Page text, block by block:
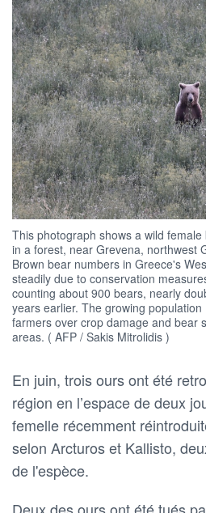
This photograph shows a wild
in a forest, near Grevena, northwest
Brown bear numbers in Greece's
steadily due to conservation
counting about 900 bears, nearly
years earlier. The growing
farmers over crop damage and bear
areas. ( AFP / Sakis Mitrolidis )
En juin, trois ours ont été
région en l’espace de deux
femelle récemment
selon Arcturos et Kallisto,
de l'espèce.